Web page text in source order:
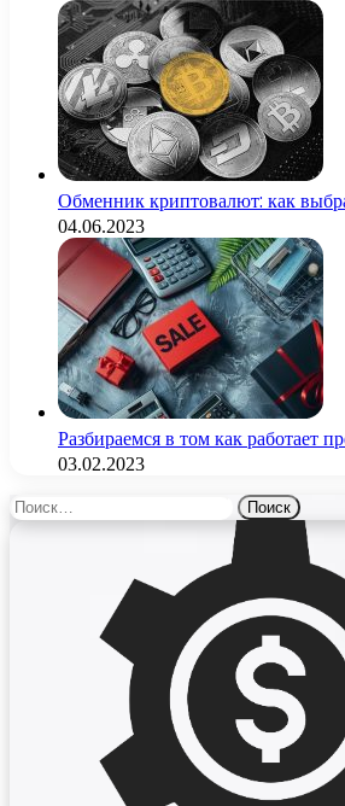
Обменник криптовалют: как
04.06.2023
Разбираемся в том как работает
03.02.2023
Найти: